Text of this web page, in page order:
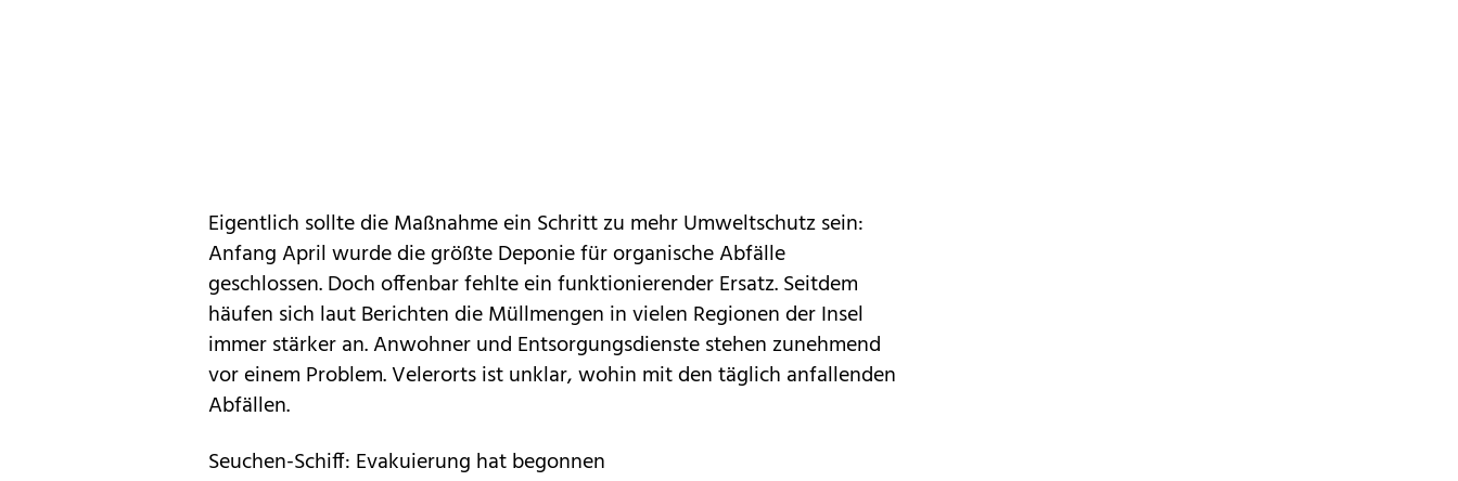
Eigentlich sollte die Maßnahme ein Schritt zu mehr Umweltschutz sein:
Anfang April wurde die größte Deponie für organische Abfälle
geschlossen. Doch offenbar fehlte ein funktionierender Ersatz. Seitdem
häufen sich laut Berichten die Müllmengen in vielen Regionen der Insel
immer stärker an. Anwohner und Entsorgungsdienste stehen zunehmend
vor einem Problem. Velerorts ist unklar, wohin mit den täglich anfallenden
Abfällen.
Seuchen-Schiff: Evakuierung hat begonnen